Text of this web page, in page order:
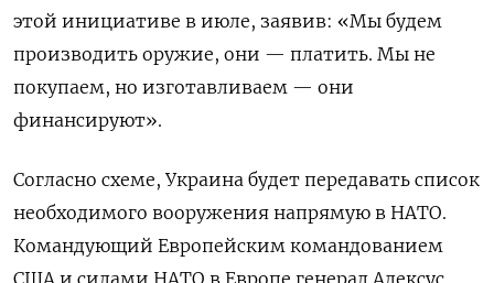
этой инициативе в июле, заявив: «Мы будем
производить оружие, они — платить. Мы не
покупаем, но изготавливаем — они
финансируют».
Согласно схеме, Украина будет передавать список
необходимого вооружения напрямую в НАТО.
Командующий Европейским командованием
США и силами НАТО в Европе генерал Алексус